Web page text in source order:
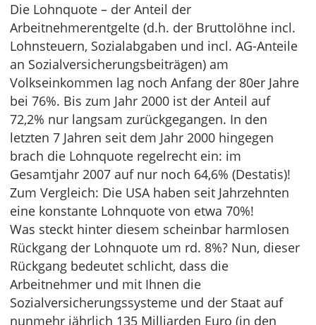
Die Lohnquote – der Anteil der
Arbeitnehmerentgelte (d.h. der Bruttolöhne incl.
Lohnsteuern, Sozialabgaben und incl. AG-Anteile
an Sozialversicherungsbeiträgen) am
Volkseinkommen lag noch Anfang der 80er Jahre
bei 76%. Bis zum Jahr 2000 ist der Anteil auf
72,2% nur langsam zurückgegangen. In den
letzten 7 Jahren seit dem Jahr 2000 hingegen
brach die Lohnquote regelrecht ein: im
Gesamtjahr 2007 auf nur noch 64,6% (Destatis)!
Zum Vergleich: Die USA haben seit Jahrzehnten
eine konstante Lohnquote von etwa 70%!
Was steckt hinter diesem scheinbar harmlosen
Rückgang der Lohnquote um rd. 8%? Nun, dieser
Rückgang bedeutet schlicht, dass die
Arbeitnehmer und mit Ihnen die
Sozialversicherungssysteme und der Staat auf
nunmehr jährlich 135 Milliarden Euro (in den